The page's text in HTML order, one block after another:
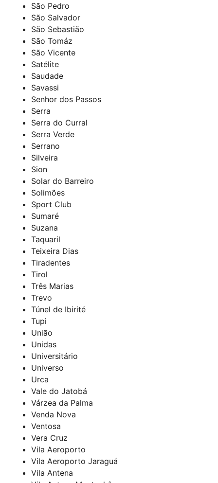
São Pedro
São Salvador
São Sebastião
São Tomáz
São Vicente
Satélite
Saudade
Savassi
Senhor dos Passos
Serra
Serra do Curral
Serra Verde
Serrano
Silveira
Sion
Solar do Barreiro
Solimões
Sport Club
Sumaré
Suzana
Taquaril
Teixeira Dias
Tiradentes
Tirol
Três Marias
Trevo
Túnel de Ibirité
Tupi
União
Unidas
Universitário
Universo
Urca
Vale do Jatobá
Várzea da Palma
Venda Nova
Ventosa
Vera Cruz
Vila Aeroporto
Vila Aeroporto Jaraguá
Vila Antena